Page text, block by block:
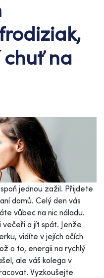
chuť na
jednou zažil. Přijdete
domů. Celý den vás
vůbec na nic náladu.
a jít spát. Jenže
vidíte v jejích očích
o to, energii na rychlý
ale váš kolega v
Vyzkoušejte